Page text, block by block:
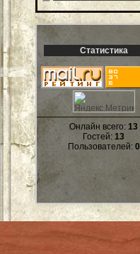
Статистика
Онлайн всего: 13
Гостей: 13
Пользователей: 0